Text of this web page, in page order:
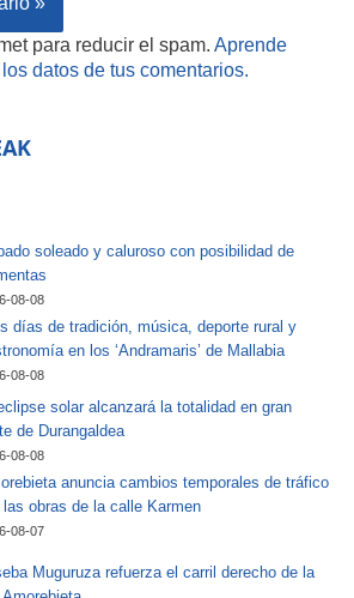
para reducir el spam. Aprende
datos de tus comentarios.
soleado y caluroso con posibilidad de
08-08
días de tradición, música, deporte rural y
en los ‘Andramaris’ de Mallabia
08-08
solar alcanzará la totalidad en gran
de Durangaldea
08-08
anuncia cambios temporales de tráfico
las obras de la calle Karmen
08-07
Muguruza refuerza el carril derecho de la